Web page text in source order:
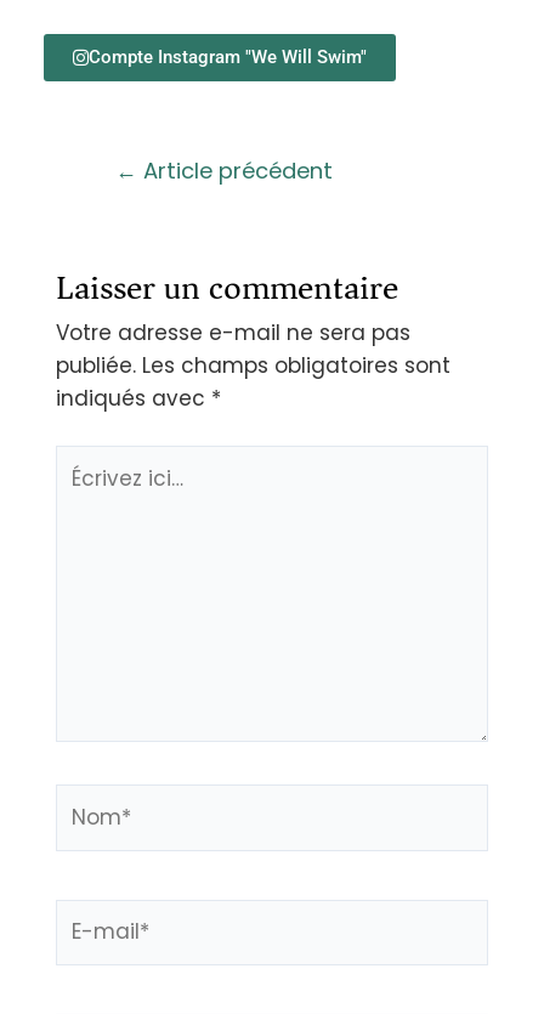
Compte Instagram "We Will Swim"
← Article précédent
Laisser un commentaire
Votre adresse e-mail ne sera pas
publiée. Les champs obligatoires sont
indiqués avec *